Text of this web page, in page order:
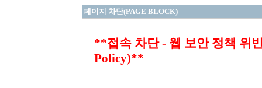
페이지 차단(PAGE BLOCK)
**접속 차단 - 웹 보안 정책 위
Policy)**